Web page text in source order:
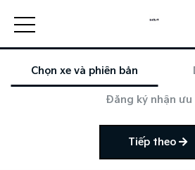
Chọn xe và phiên bản
Đăng ký nhận ưu
Tiếp theo